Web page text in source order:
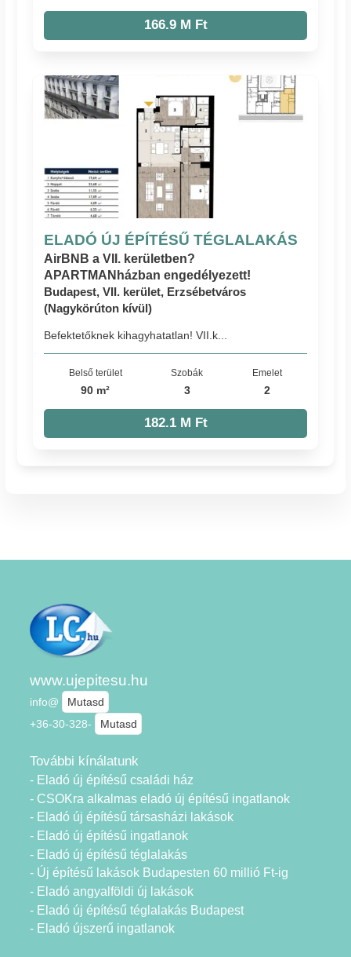
166.9 M Ft
ELADÓ ÚJ ÉPÍTÉSŰ TÉGLALAKÁS
AirBNB a VII. kerületben?
APARTMANházban engedélyezett!
Budapest, VII. kerület, Erzsébetváros
(Nagykörúton kívül)
Befektetőknek kihagyhatatlan! VII.k...
Belső terület
90 m²
Szobák
3
Emelet
2
182.1 M Ft
www.ujepitesu.hu
info@
Mutasd
+36-30-328-
Mutasd
További kínálatunk
- Eladó új építésű családi ház
- CSOKra alkalmas eladó új építésű ingatlanok
- Eladó új építésű társasházi lakások
- Eladó új építésű ingatlanok
- Eladó új építésű téglalakás
- Új építésű lakások Budapesten 60 millió Ft-ig
- Eladó angyalföldi új lakások
- Eladó új építésű téglalakás Budapest
- Eladó újszerű ingatlanok